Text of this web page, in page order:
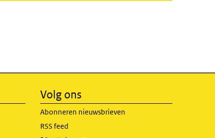
Volg ons
Abonneren nieuwsbrieven
RSS feed